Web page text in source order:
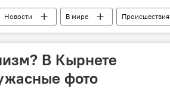
Новости В мире Происшествия
В Кырнете
фото